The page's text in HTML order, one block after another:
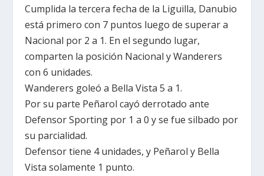
Cumplida la tercera fecha de la Liguilla, Danubio
está primero con 7 puntos luego de superar a
Nacional por 2 a 1. En el segundo lugar,
comparten la posición Nacional y Wanderers
con 6 unidades.
Wanderers goleó a Bella Vista5 a 1.
Por su parte Peñarol cayó derrotado ante
Defensor Sporting por 1 a 0 y se fue silbado por
su parcialidad.
Defensor tiene 4 unidades, y Peñarol y Bella
Vista solamente 1 punto.